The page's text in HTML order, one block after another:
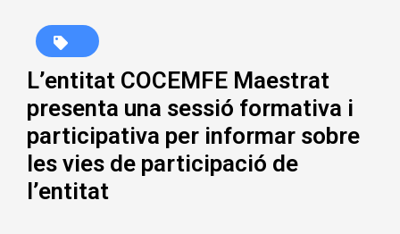
L’entitat COCEMFE Maestrat
presenta una sessió formativa i
participativa per informar sobre
les vies de participació de
l’entitat